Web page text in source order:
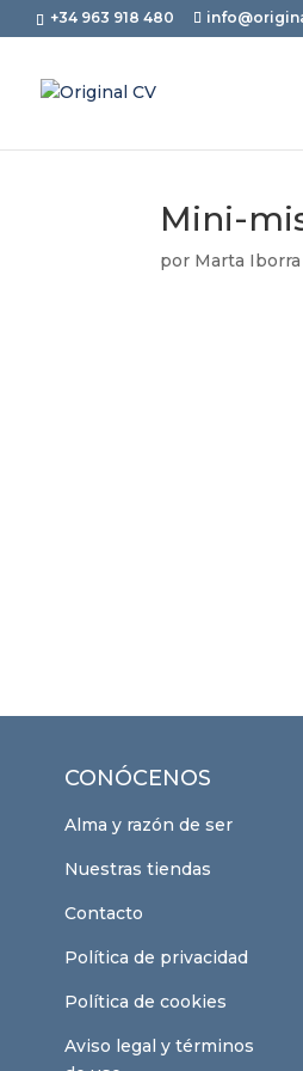
+34 963 918 480
Mini-
por Marta Iborra
CONÓCENOS
Alma y razón de ser
Nuestras tiendas
Contacto
Política de privacidad
Política de cookies
Aviso legal y términos